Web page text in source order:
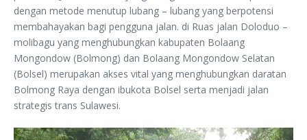
dengan metode menutup lubang – lubang yang berpotensi
membahayakan bagi pengguna jalan. di Ruas jalan Doloduo –
molibagu yang menghubungkan kabupaten Bolaang
Mongondow (Bolmong) dan Bolaang Mongondow Selatan
(Bolsel) merupakan akses vital yang menghubungkan daratan
Bolmong Raya dengan ibukota Bolsel serta menjadi jalan
strategis trans Sulawesi.